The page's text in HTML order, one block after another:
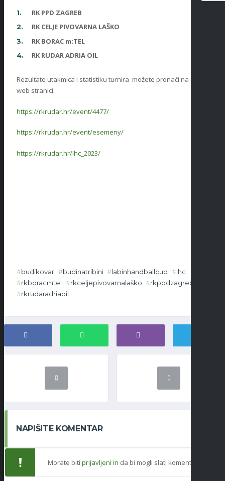
RK PPD ZAGREB
RK CELJE PIVOVARNA LAŠKO
RK BORAC m:TEL
RK RUDAR ADRIA OIL
Rezultate utakmica i statistiku turnira možete pronaći na našoj
web stranici.
https://rkrudar.hr/event/4477/
https://rkrudar.hr/event/esemeny/
https://rkrudar.hr/lhc_2023/
budikovar budinatribini labinhandballcup
lhc
rkboracmtel
rkceljepivovarnalaško
rkppdzagreb
rkrudaradriaoil
NAPIŠITE KOMENTAR
Morate biti prijavljeni in da bi mogli slati komentare